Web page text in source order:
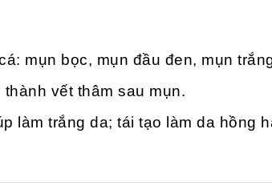
mụn bọc, mụn đầu đen, mụn
vết thâm sau mụn.
làm trắng da; tái tạo làm da hồng